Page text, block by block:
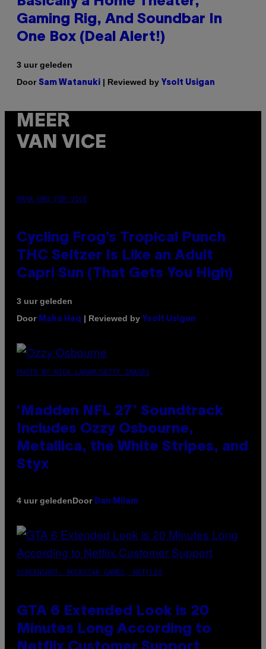
Gaming Rig, And Soundbar In
One Box (Deal Alert!)
3 uur geleden
Door Sam Watanuki | Reviewed by Ysolt Usigan
MEER
VAN VICE
MAHA HAQ FOR VICE
Cycling Frog’s Tropical Punch
THC Seltzer Is Like an Adult
Capri Sun (That Gets You High)
3 uur geleden
Door Maha Haq | Reviewed by Ysolt Usigan
PHOTO BY NICK LAHAM/GETTY IMAGES
‘Madden NFL 27’ Soundtrack
Includes Ozzy Osbourne,
Metallica, the White Stripes, and
Styx
4 uur geledenDoor Dan Milam
SCREENSHOT: ROCKSTAR GAMES, NETFLIX
GTA 6 Extended Look is 20
Minutes Long According to